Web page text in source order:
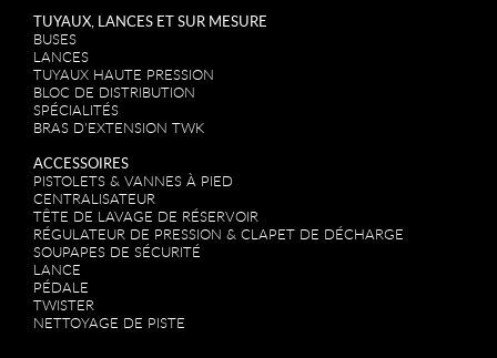
TUYAUX, LANCES ET SUR MESURE
BUSES
LANCES
TUYAUX HAUTE PRESSION
BLOC DE DISTRIBUTION
SPÉCIALITÉS
BRAS D'EXTENSION TWK
ACCESSOIRES
PISTOLETS & VANNES À PIED
CENTRALISATEUR
TÊTE DE LAVAGE DE RÉSERVOIR
RÉGULATEUR DE PRESSION & CLAPET DE DÉCHARGE
SOUPAPES DE SÉCURITÉ
LANCE
PÉDALE
TWISTER
NETTOYAGE DE PISTE